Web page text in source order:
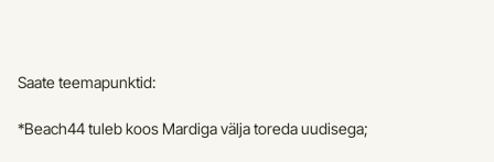
Saate teemapunktid:
*Beach44 tuleb koos Mardiga välja toreda uudisega;